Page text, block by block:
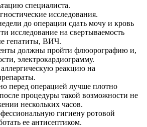
специалиста.
исследования.
до операции сдать мочу и кровь
исследование на свертываемость
гепатиты, ВИЧ.
должны пройти флюорографию и,
электрокардиограмму.
реакцию на
перед операцией лучше плотно
процедуры такой возможности не
нескольких часов.
гигиену ротовой
ее антисептиком.